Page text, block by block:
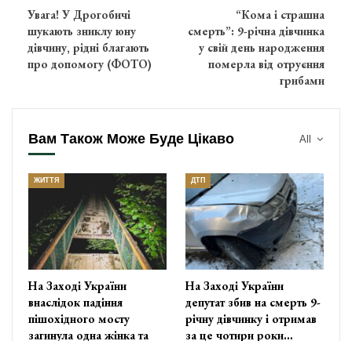
Увага! У Дрогобичі
шукають зниклу юну
дівчину, рідні благають
про допомогу (ФОТО)
“Кома і страшна
смерть”: 9-річна дівчинка
у свій день народження
померла від отруєння
грибами
All
Вам Також Може Буде Цікаво
ЖИТТЯ
На Заході України
внаслідок падіння
пішохідного мосту
загинула одна жінка та
ДТП
На Заході України
депутат збив на смерть 9-
річну дівчинку і отримав
за це чотири роки…